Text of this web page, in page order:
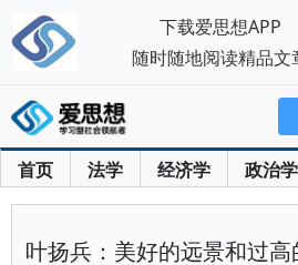
首页 法学 经济学 政治学
叶扬兵：美好的远景和过
下载爱思想APP
随时随地阅读精品文